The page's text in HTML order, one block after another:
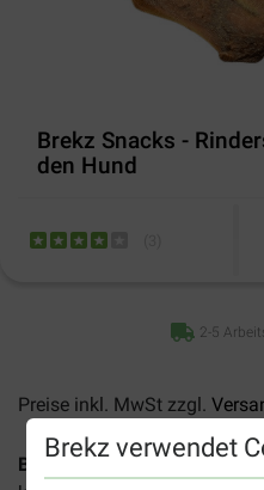
Brekz verwendet
Brekz Snacks -
den Hund
2-5
Preise inkl. MwSt zzgl.
Brekz Snacks -